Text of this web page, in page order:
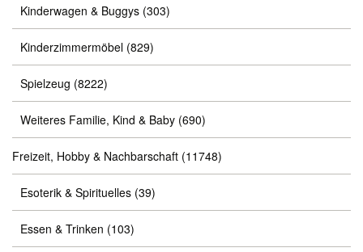
Kinderwagen & Buggys (303)
Kinderzimmermöbel (829)
Spielzeug (8222)
Weiteres Familie, Kind & Baby (690)
Freizeit, Hobby & Nachbarschaft (11748)
Esoterik & Spirituelles (39)
Essen & Trinken (103)